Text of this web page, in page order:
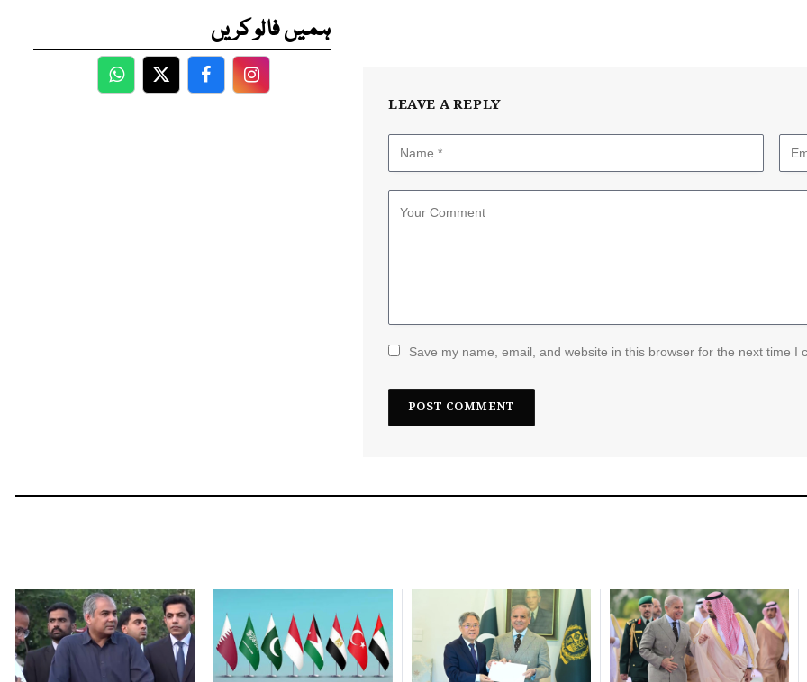
LEAVE A REPLY
Save my name, email, and website in this browser for the next time I
ہمیں فالو کریں
WhatsApp
TwitterFacebookFacebook